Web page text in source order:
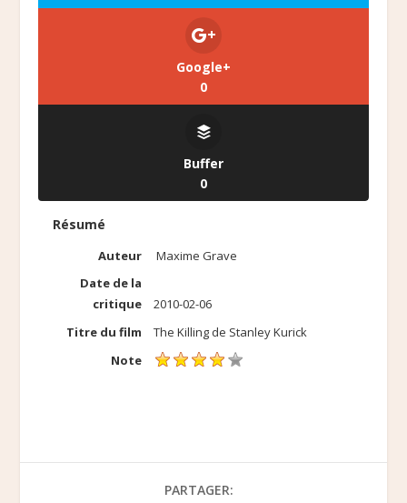
Google+
0
Buffer
0
Résumé
Auteur
Maxime Grave
Date de la
critique
2010-02-06
Titre du film
The Killing de Stanley Kurick
Note
PARTAGER: